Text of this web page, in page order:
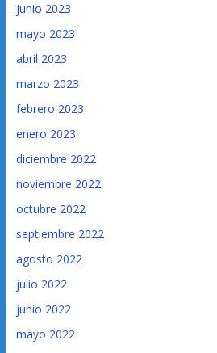
junio 2023
mayo 2023
abril 2023
marzo 2023
febrero 2023
enero 2023
diciembre 2022
noviembre 2022
octubre 2022
septiembre 2022
agosto 2022
julio 2022
junio 2022
mayo 2022